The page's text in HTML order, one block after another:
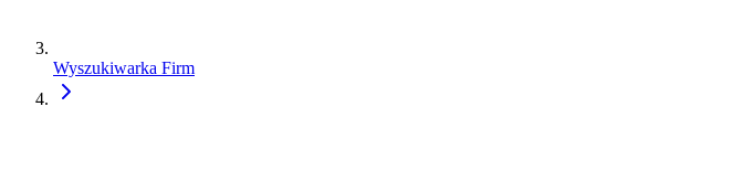
Wyszukiwarka Firm